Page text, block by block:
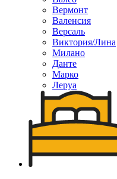
Вермонт
Валенсия
Версаль
Виктория/Лина
Милано
Данте
Марко
Леруа